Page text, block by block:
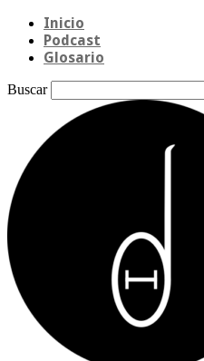
Inicio
Podcast
Glosario
Buscar